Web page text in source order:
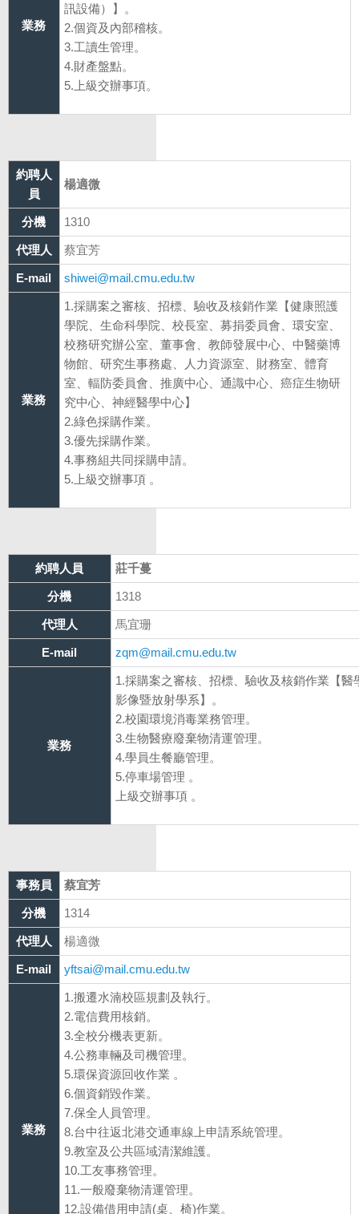
業務
訊設備）】。
2.個資及內部稽核。
3.工讀生管理。
4.財產盤點。
5.上級交辦事項。
約聘人
員
楊適微
分機 1310
代理人 蔡宜芳
E-mail shiwei@mail.cmu.edu.tw
業務
1.採購案之審核、招標、驗收及核銷作業【健康照護
學院、生命科學院、校長室、募捐委員會、環安室、
校務研究辦公室、董事會、教師發展中心、中醫藥博
物館、研究生事務處、人力資源室、財務室、體育
室、輻防委員會、推廣中心、通識中心、癌症生物研
究中心、神經醫學中心】
2.綠色採購作業。
3.優先採購作業。
4.事務組共同採購申請。
5.上級交辦事項 。
約聘人員 莊千蔓
分機 1318
代理人 馬宜珊
E-mail zqm@mail.cmu.edu.tw
業務
1.採購案之審核、招標、驗收及核銷作業【
影像暨放射學系】。
2.校園環境消毒業務管理。
3.生物醫療廢棄物清運管理。
4.學員生餐廳管理。
5.停車
上級交辦事項 。
事務員 蔡宜芳
分機 1314
代理人 楊適微
E-mail yftsai@mail.cmu.edu.tw
業務
1.搬遷水湳校區規劃及執行。
2.電信費用核銷。
3.全校分機表更新。
4.公務車輛及司機管理。
5.環保資源回收作業 。
6.個資銷毀作業。
7.保全人員管理。
8.台中往返北港交通車線上申請系統管理。
9.教室及公共區域清潔維護。
10.工友事務管理。
11.一般廢棄物清運管理。
12.設備借用申請(桌、椅)作業。